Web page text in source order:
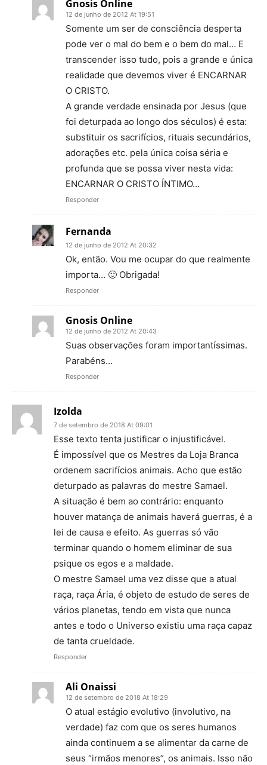
Gnosis Online
12 de junho de 2012 At 19:51
Somente um ser de consciência desperta
pode ver o mal do bem e o bem do mal… E
transcender isso tudo, pois a grande e única
realidade que devemos viver é ENCARNAR
O CRISTO.
A grande verdade ensinada por Jesus (que
foi deturpada ao longo dos séculos) é esta:
substituir os sacrifícios, rituais secundários,
adorações etc. pela única coisa séria e
profunda que se possa viver nesta vida:
ENCARNAR O CRISTO ÍNTIMO…
Responder
Fernanda
12 de junho de 2012 At 20:32
Ok, então. Vou me ocupar do que realmente
importa… 🙂 Obrigada!
Responder
Gnosis Online
12 de junho de 2012 At 20:43
Suas observações foram importantíssimas.
Parabéns…
Responder
Izolda
7 de setembro de 2018 At 09:01
Esse texto tenta justificar o injustificável.
É impossível que os Mestres da Loja Branca
ordenem sacrifícios animais. Acho que estão
deturpado as palavras do mestre Samael.
A situação é bem ao contrário: enquanto
houver matança de animais haverá guerras, é a
lei de causa e efeito. As guerras só vão
terminar quando o homem eliminar de sua
psique os egos e a maldade.
O mestre Samael uma vez disse que a atual
raça, raça Ária, é objeto de estudo de seres de
vários planetas, tendo em vista que nunca
antes e todo o Universo existiu uma raça capaz
de tanta crueldade.
Responder
Ali Onaissi
12 de setembro de 2018 At 18:29
O atual estágio evolutivo (involutivo, na
verdade) faz com que os seres humanos
ainda continuem a se alimentar da carne de
seus “irmãos menores”, os animais. Isso não